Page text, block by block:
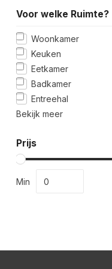
Voor welke Ruimte?
Woonkamer
Keuken
Eetkamer
Badkamer
Entreehal
Bekijk meer
Prijs
Min